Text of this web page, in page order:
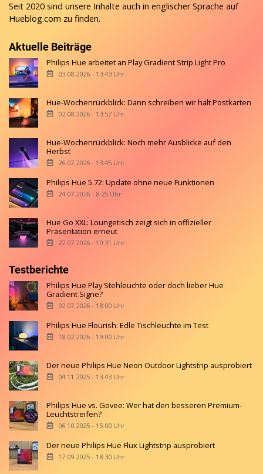
Seit 2020 sind unsere Inhalte auch in englischer Sprache auf
Hueblog.com zu finden.
Aktuelle Beiträge
Philips Hue arbeitet an Play Gradient Strip Light Pro
03.08.2026 - 13:43 Uhr
Hue-Wochenrückblick: Dann schreiben wir halt Postkarten
02.08.2026 - 13:57 Uhr
Hue-Wochenrückblick: Noch mehr Ausblicke auf den
Herbst
26.07.2026 - 13:45 Uhr
Philips Hue 5.72: Update ohne neue Funktionen
24.07.2026 - 8:25 Uhr
Hue Go XXL: Loungetisch zeigt sich in offizieller
Präsentation erneut
22.07.2026 - 10:31 Uhr
Testberichte
Philips Hue Play Stehleuchte oder doch lieber Hue
Gradient Signe?
02.07.2026 - 18:00 Uhr
Philips Hue Flourish: Edle Tischleuchte im Test
18.02.2026 - 19:00 Uhr
Der neue Philips Hue Neon Outdoor Lightstrip ausprobiert
04.11.2025 - 13:43 Uhr
Philips Hue vs. Govee: Wer hat den besseren Premium-
Leuchtstreifen?
06.10.2025 - 15:00 Uhr
Der neue Philips Hue Flux Lightstrip ausprobiert
17.09.2025 - 18:30 Uhr